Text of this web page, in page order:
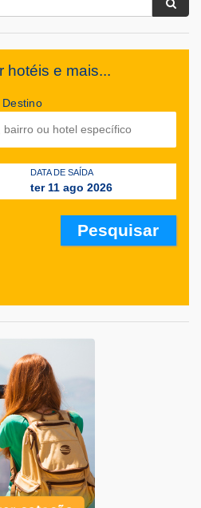
hotéis e mais...
Destino
DATA DE SAÍDA
ter 11 ago 2026